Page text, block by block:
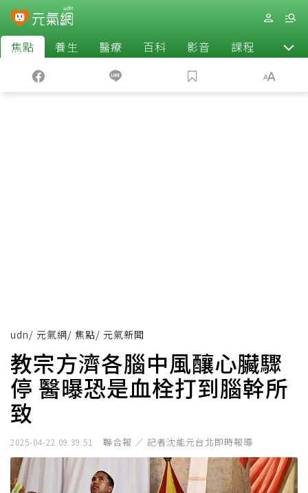
焦點 養生 醫療 百科 影音 課程 退休
udn/ 元氣網/ 焦點/ 元氣新聞
教宗方濟各腦中風釀心臟驟
停 醫曝恐是血栓打到腦幹所
致
2025-04-22 09:39:51 聯合報 ／ 記者沈能元台北即時報導